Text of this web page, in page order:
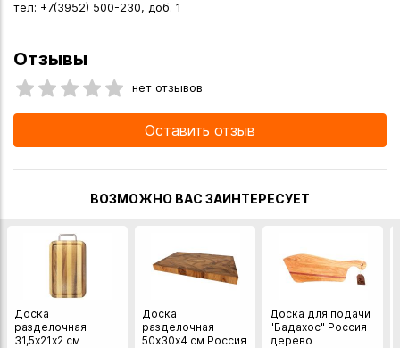
тел: +7(3952) 500-230, доб. 1
Отзывы
нет отзывов
Оставить отзыв
ВОЗМОЖНО ВАС ЗАИНТЕРЕСУЕТ
Доска
разделочная
31,5х21х2 см
Доска
разделочная
50х30х4 см Россия
Доска для подачи
"Бадахос" Россия
дерево